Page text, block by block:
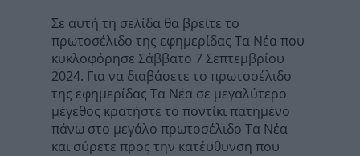
Σε αυτή τη σελίδα θα βρείτε το
πρωτοσέλιδο της εφημερίδας Τα Νέα που
κυκλοφόρησε Σάββατο 7 Σεπτεμβρίου
2024. Για να διαβάσετε το πρωτοσέλιδο
της εφημερίδας Τα Νέα σε μεγαλύτερο
μέγεθος κρατήστε το ποντίκι πατημένο
πάνω στο μεγάλο πρωτοσέλιδο Τα Νέα
και σύρετε προς την κατέυθυνση που